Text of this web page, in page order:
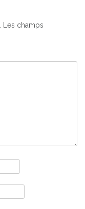
Les champs